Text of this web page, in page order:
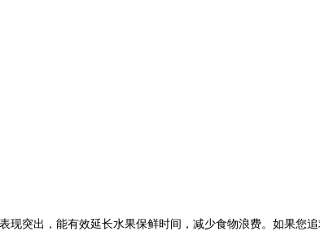
突出，能有效延长水果保鲜时间，减少食物浪费。如果您